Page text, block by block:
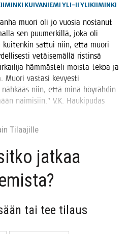
KUIVANIEMI YLI-II YLIKIIMINKI
muo­ri oli jo vuo­sia nos­ta­nut
sen puu­mer­kil­lä, joka oli
kui­ten­kin sat­tui niin, että muo­ri
vetäi­se­mäl­lä ris­tin­sä
häm­mäs­te­li mois­ta tekoa ja
Muo­ri vas­ta­si kevyes­ti
niin, että minä höy­räh­din
nai­mi­siin.” V.K. Haukipudas
Tilaa­jil­le
jat­kaa
tai tee tilaus